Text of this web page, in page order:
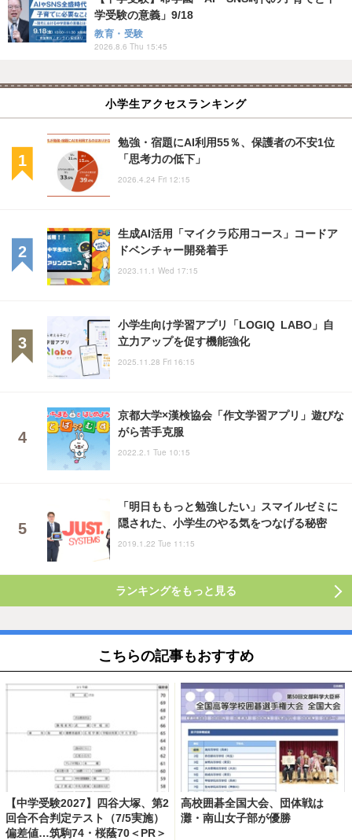
学受験の意義」9/18
教育・受験
2026.8.6 Thu 15:45
小学生アクセスランキング
勉強・宿題にAI利用55％、保護者の不安1位
「思考力の低下」
2026.4.24 Fri 12:15
生成AI活用「マイクラ応用コース」コードア
ドベンチャー開発着手
2023.11.1 Wed 17:15
小学生向け学習アプリ「LOGIQ LABO」自
立力アップを促す機能強化
2025.11.28 Fri 16:15
京都大学×漢検協会「作文学習アプリ」遊びな
がら苦手克服
2022.2.1 Tue 10:15
「明日ももっと勉強したい」スマイルゼミに
隠された、小学生のやる気をつなげる秘密
2019.1.22 Tue 11:15
ランキングをもっと見る
こちらの記事もおすすめ
【中学受験2027】四谷大塚、第2
回合不合判定テスト（7/5実施）
偏差値…筑駒74・桜蔭70＜PR＞
高校囲碁全国大会、団体戦は
灘・南山女子部が優勝